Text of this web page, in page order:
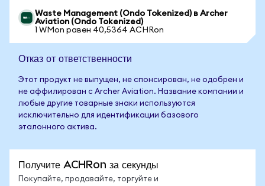
Waste Management (Ondo Tokenized) в Archer
Aviation (Ondo Tokenized)
1 WMon равен 40,5364 ACHRon
Отказ от ответственности
Этот продукт не выпущен, не спонсирован, не одобрен и
не аффилирован с Archer Aviation. Название компании и
любые другие товарные знаки используются
исключительно для идентификации базового
эталонного актива.
Получите ACHRon за секунды
Покупайте, продавайте, торгуйте и